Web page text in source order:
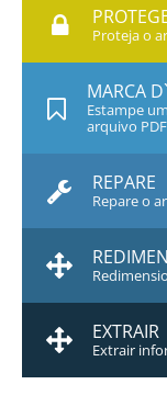
Proteja o
MARCA
Estampe
arquivo PDF
REPARE
Repare o
EXTRAIR
Extrair